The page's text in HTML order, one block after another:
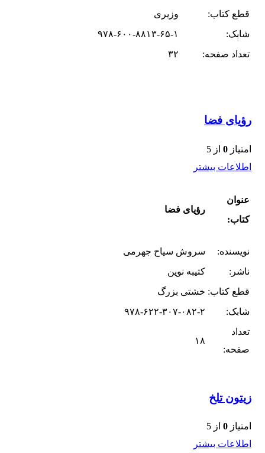
قطع کتاب:
وزیری
شابک:
۹۷۸-۶۰۰-۸۸۱۳-۶۵-۱
تعداد صفحه:
۳۲
رؤیای فضا
امتیاز 0 از 5
اطلاعات بیشتر
عنوان
کتاب:
رؤیای فضا
نویسنده:
سروش سیاح جهرمی
ناشر:
کتیبه نوین
قطع کتاب: خشتی بزرگ
شابک:
۹۷۸-۶۲۲-۳۰۷-۰۸۲-۲
تعداد
صفحه:
۱۸
زیتون تلخ
امتیاز 0 از 5
اطلاعات بیشتر